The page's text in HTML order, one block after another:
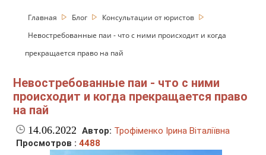
Главная Блог
Консультации от юристов
Невостребованные паи - что с ними происходит и когда
прекращается право на пай
Невостребованные паи - что с ними
происходит и когда прекращается право
на пай
14.06.2022 Автор: Трофіменко Ірина Віталіївна
Просмотров :4488